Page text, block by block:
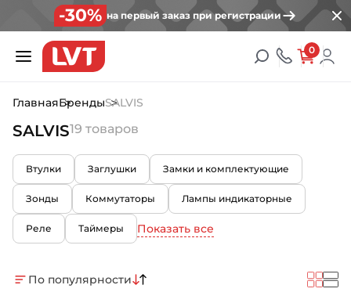
-30% на первый заказ при регистрации
0
ГлавнаяБрендыSALVIS
SALVIS19 товаров
Втулки Заглушки Замки и комплектующие
Зонды Коммутаторы Лампы индикаторные
Реле Таймеры Показать все
По популярности